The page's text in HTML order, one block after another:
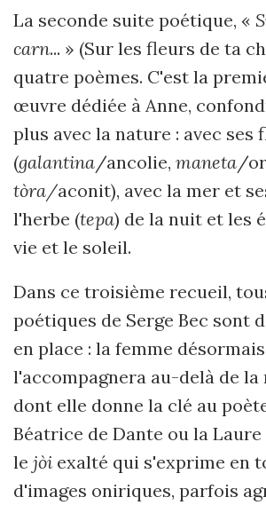
La seconde suite poétique, «
carn... » (Sur les fleurs de ta
quatre poèmes. C'est la
œuvre dédiée à Anne,
plus avec la nature : avec ses
(galantina/ancolie, maneta/
tòra/aconit), avec la mer et
l'herbe (tepa) de la nuit et les
vie et le soleil.
Dans ce troisième recueil,
poétiques de Serge Bec sont
en place : la femme
l'accompagnera au-delà de la
dont elle donne la clé au
Béatrice de Dante ou la
le jòi exalté qui s'exprime en
d'images oniriques, parfois